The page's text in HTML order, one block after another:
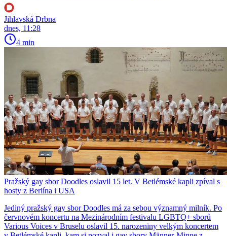
Jihlavská Drbna
dnes, 11:28
4 min
Pražský gay sbor Doodles oslavil 15 let. V Betlémské kapli zpíval s
hosty z Berlína i USA
Jediný pražský gay sbor Doodles má za sebou významný milník. Po
červnovém koncertu na Mezinárodním festivalu LGBTQ+ sborů
Various Voices v Bruselu oslavil 15. narozeniny velkým koncertem